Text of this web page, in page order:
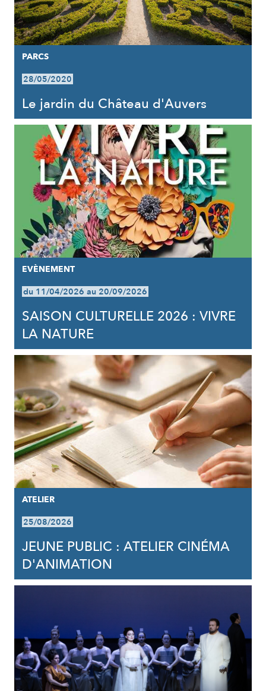
PARCS
28/05/2020
Le jardin du Château d'Auvers
EVÈNEMENT
du 11/04/2026 au 20/09/2026
SAISON CULTURELLE 2026 : VIVRE
LA NATURE
ATELIER
25/08/2026
JEUNE PUBLIC : ATELIER CINÉMA
D'ANIMATION